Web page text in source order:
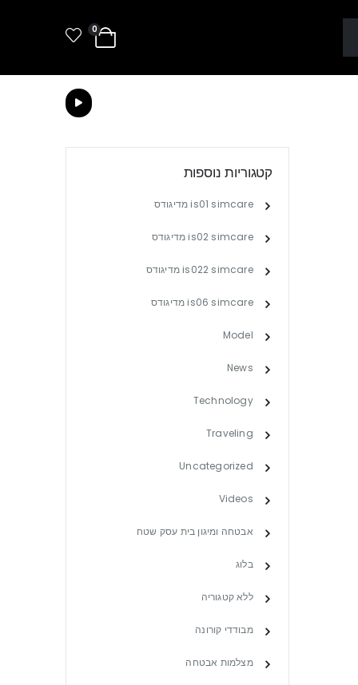
0
קטגוריות נוספות
is01 simcare מדיגודס
is02 simcare מדיגודס
is022 simcare מדיגודס
is06 simcare מדיגודס
Model
News
Technology
Traveling
Uncategorized
Videos
אבטחה ומיגון בית עסק שטח
בלוג
ללא קטגוריה
מבודדי קורונה
מצלמות אבטחה